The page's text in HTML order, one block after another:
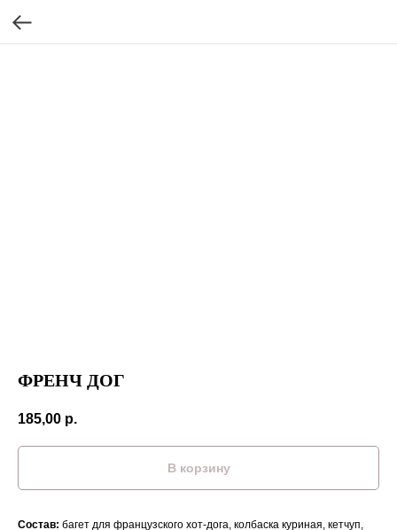
ФРЕНЧ ДОГ
185,00 р.
В корзину
Состав: багет для французского хот-дога, колбаска куриная, кетчуп,